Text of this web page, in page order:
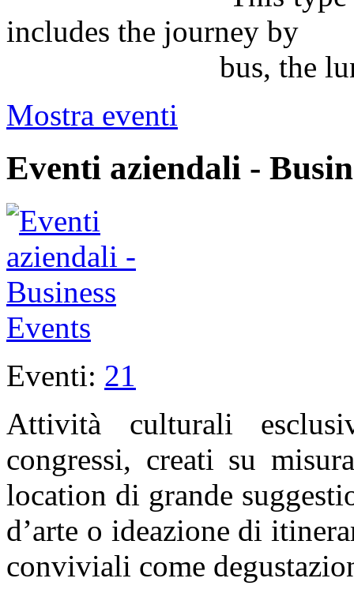
includes the journey by
bus, the lunch
Mostra eventi
Eventi aziendali -
Eventi: 21
Attività culturali
congressi, creati su
location di grande
d’arte o ideazione di
conviviali come